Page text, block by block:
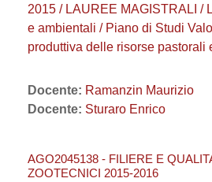
2015 / LAUREE MAGISTRALI /
e ambientali / Piano di Studi
produttiva delle risorse pastorali
Docente: Ramanzin Maurizio
Docente: Sturaro Enrico
AGO2045138 - FILIERE E
ZOOTECNICI 2015-2016